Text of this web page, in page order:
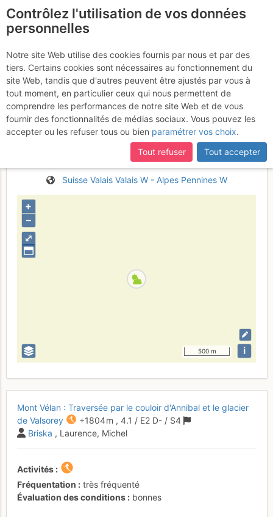
Mont Vélan : Traversée
Bourg St Bernard >> Bourg
St Pierre par le couloir
d'Annibal et le glacier de
Valsorey
Dimanche 16 avril 2017
Suisse Valais Valais W - Alpes Pennines W
⤢
+
–
500 m i
Mont Vélan : Traversée par le couloir d'Annibal et le glacier
de Valsorey
+1804 m , 4.1 / E2 D- / S4
Briska , Laurence, Michel
Activités
Fréquentation
très fréquenté
Évaluation des conditions
bonnes
Contrôlez l'utilisation de vos données
personnelles
Notre site Web utilise des cookies fournis par nous et par des
tiers. Certains cookies sont nécessaires au fonctionnement du
site Web, tandis que d'autres peuvent être ajustés par vous à
tout moment, en particulier ceux qui nous permettent de
comprendre les performances de notre site Web et de vous
fournir des fonctionnalités de médias sociaux. Vous pouvez les
accepter ou les refuser tous ou bien paramétrer vos choix.
Tout refuser
Tout accepter